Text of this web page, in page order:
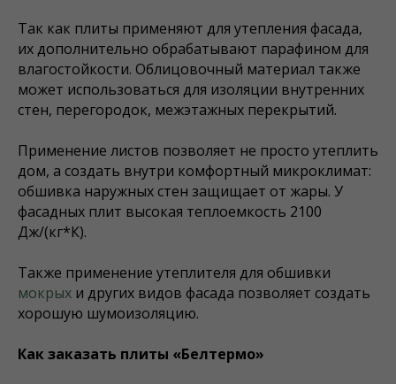
Так как плиты применяют для утепления фасада,
их дополнительно обрабатывают парафином для
влагостойкости. Облицовочный материал также
может использоваться для изоляции внутренних
стен, перегородок, межэтажных перекрытий.
Применение листов позволяет не просто утеплить
дом, а создать внутри комфортный микроклимат:
обшивка наружных стен защищает от жары. У
фасадных плит высокая теплоемкость 2100
Дж/(кг*К).
Также применение утеплителя для обшивки
мокрых и других видов фасада позволяет создать
хорошую шумоизоляцию.
Как заказать плиты «Белтермо»